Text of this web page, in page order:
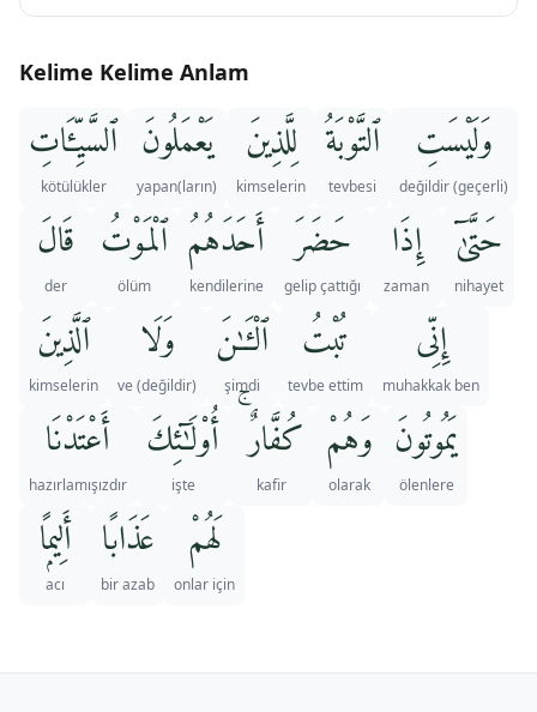
Kelime Kelime Anlam
وَلَيْسَتِ
(geçerli) değildir
ٱلتَّوْبَةُ
tevbesi
لِلَّذِينَ
kimselerin
يَعْمَلُونَ
yapan(ların)
ٱلسَّيِّـَٔاتِ
kötülükler
حَتَّىٰٓ
nihayet
إِذَا
zaman
حَضَرَ
gelip çattığı
أَحَدَهُمُ
kendilerine
ٱلْمَوْتُ
ölüm
قَالَ
der
إِنِّى
muhakkak ben
تُبْتُ
tevbe ettim
ٱلْـَٔـٰنَ
şimdi
وَلَا
ve (değildir)
ٱلَّذِينَ
kimselerin
يَمُوتُونَ
ölenlere
وَهُمْ
olarak
كُفَّارٌ ۚ
kafir
أُو۟لَـٰٓئِكَ
işte
أَعْتَدْنَا
hazırlamışızdır
لَهُمْ
onlar için
عَذَابًا
bir azab
أَلِيمًۭا
acı